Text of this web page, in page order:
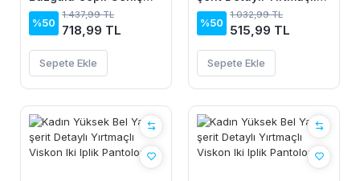
Kesim Viskon Iki Iplik
Pantolon
%50
1.437,99 TL
718,99 TL
Sepete Ekle
Viskon Iki Iplik
Pantolon
%50
1.032,99 TL
515,99 TL
Sepete Ekle